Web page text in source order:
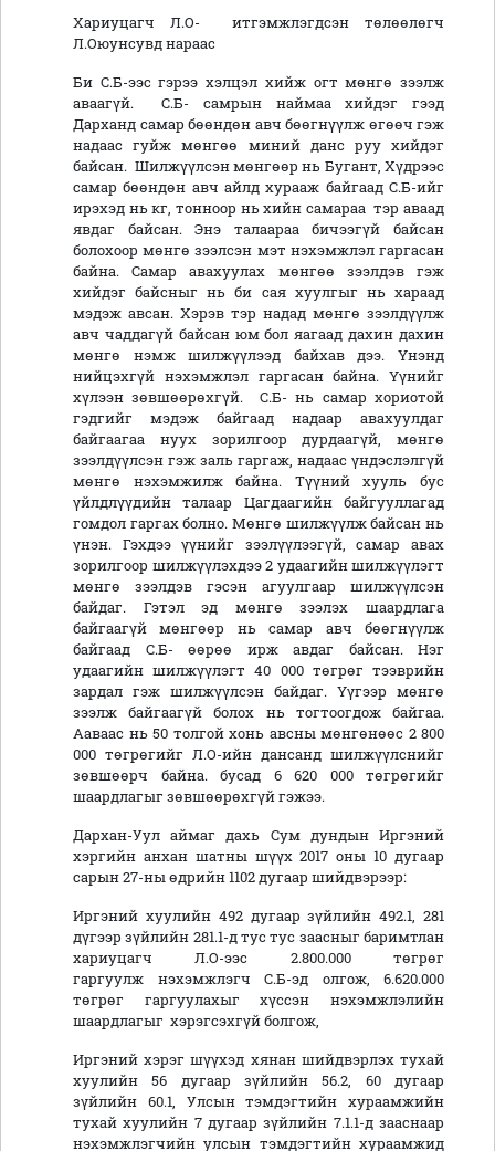
Хариуцагч Л.О- итгэмжлэгдсэн төлөөлөгч
Л.Оюунсувд нараас
Би С.Б-ээс гэрээ хэлцэл хийж огт мөнгө зээлж
аваагүй. С.Б- самрын наймаа хийдэг гээд
Дарханд самар бөөндөн авч бөөгнүүлж өгөөч гэж
надаас гуйж мөнгөө миний данс руу хийдэг
байсан. Шилжүүлсэн мөнгөөр нь Бугант, Хүдрээс
самар бөөндөн авч айлд хурааж байгаад С.Б-ийг
ирэхэд нь кг, тонноор нь хийн самараа тэр аваад
явдаг байсан. Энэ талаараа бичээгүй байсан
болохоор мөнгө зээлсэн мэт нэхэмжлэл гаргасан
байна. Самар авахуулах мөнгөө зээлдэв гэж
хийдэг байсныг нь би сая хуулгыг нь хараад
мэдэж авсан. Хэрэв тэр надад мөнгө зээлдүүлж
авч чаддагүй байсан юм бол яагаад дахин дахин
мөнгө нэмж шилжүүлээд байхав дээ. Үнэнд
нийцэхгүй нэхэмжлэл гаргасан байна. Үүнийг
хүлээн зөвшөөрөхгүй. С.Б- нь самар хориотой
гэдгийг мэдэж байгаад надаар авахуулдаг
байгаагаа нуух зорилгоор дурдаагүй, мөнгө
зээлдүүлсэн гэж заль гаргаж, надаас үндэслэлгүй
мөнгө нэхэмжилж байна. Түүний хууль бус
үйлдлүүдийн талаар Цагдаагийн байгууллагад
гомдол гаргах болно. Мөнгө шилжүүлж байсан нь
үнэн. Гэхдээ үүнийг зээлүүлээгүй, самар авах
зорилгоор шилжүүлэхдээ 2 удаагийн шилжүүлэгт
мөнгө зээлдэв гэсэн агуулгаар шилжүүлсэн
байдаг. Гэтэл эд мөнгө зээлэх шаардлага
байгаагүй мөнгөөр нь самар авч бөөгнүүлж
байгаад С.Б- өөрөө ирж авдаг байсан. Нэг
удаагийн шилжүүлэгт 40 000 төгрөг тээврийн
зардал гэж шилжүүлсэн байдаг. Үүгээр мөнгө
зээлж байгаагүй болох нь тогтоогдож байгаа.
Ааваас нь 50 толгой хонь авсны мөнгөнөөс 2 800
000 төгрөгийг Л.О-ийн дансанд шилжүүлснийг
зөвшөөрч байна. бусад 6 620 000 төгрөгийг
шаардлагыг зөвшөөрөхгүй гэжээ.
Дархан-Уул аймаг дахь Сум дундын Иргэний
хэргийн анхан шатны шүүх 2017 оны 10 дугаар
сарын 27-ны өдрийн 1102 дугаар шийдвэрээр:
Иргэний хуулийн 492 дугаар зүйлийн 492.1, 281
дүгээр зүйлийн 281.1-д тус тус заасныг баримтлан
хариуцагч Л.О-ээс 2.800.000 төгрөг
гаргуулж нэхэмжлэгч С.Б-эд олгож, 6.620.000
төгрөг гаргуулахыг хүссэн нэхэмжлэлийн
шаардлагыг хэрэгсэхгүй болгож,
Иргэний хэрэг шүүхэд хянан шийдвэрлэх тухай
хуулийн 56 дугаар зүйлийн 56.2, 60 дугаар
зүйлийн 60.1, Улсын тэмдэгтийн хураамжийн
тухай хуулийн 7 дугаар зүйлийн 7.1.1-д зааснаар
нэхэмжлэгчийн улсын тэмдэгтийн хураамжид